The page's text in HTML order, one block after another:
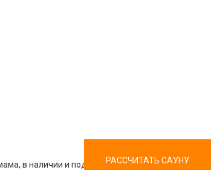
РАССЧИТАТЬ САУНУ
в наличии и под заказ. Мы работаем